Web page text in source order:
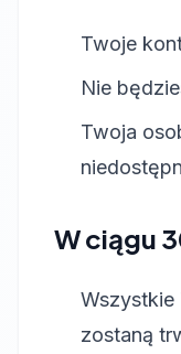
Twoje
Nie
Twoja
W ciągu
Wszystkie
zostaną